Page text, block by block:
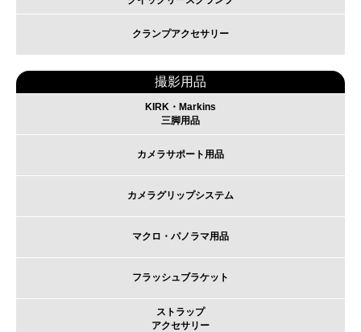
クランプアクセサリー
撮影用品
KIRK・Markins
三脚用品
カメラサポート用品
カメラグリップシステム
マクロ・パノラマ用品
フラッシュブラケット
ストラップ
アクセサリー